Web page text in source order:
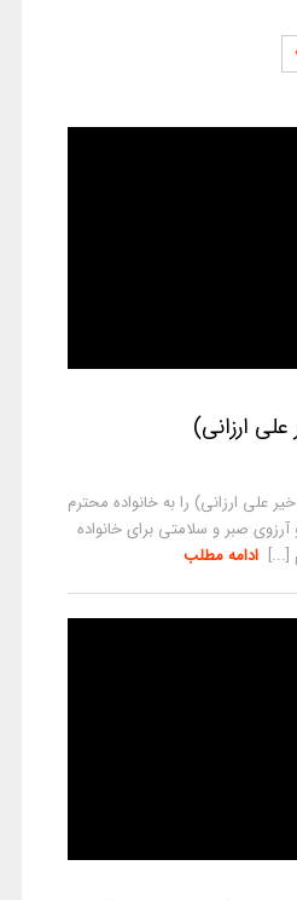
ارزانی)
علی ارزانی) را به خانواده محترم
صبر و سلامتی برای خانواده
[...] ادامه مطلب